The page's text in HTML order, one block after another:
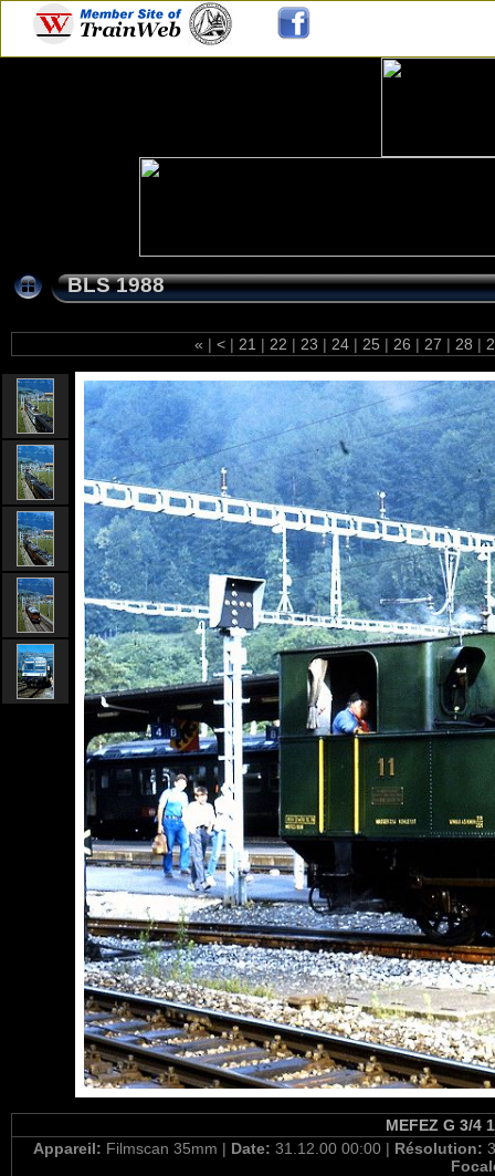
BLS 1988
« | < | 21 | 22 | 23 | 24 | 25 | 26 | 27 | 28 |
MEFEZ G 3/4
Appareil: Filmscan 35mm | Date: 31.12.00 00:00 | Résolution: